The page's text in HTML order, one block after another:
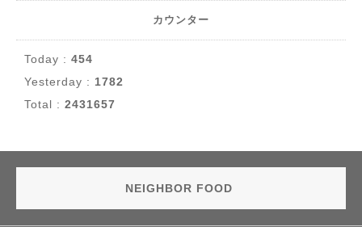
カウンター
Today : 454
Yesterday : 1782
Total : 2431657
NEIGHBOR FOOD